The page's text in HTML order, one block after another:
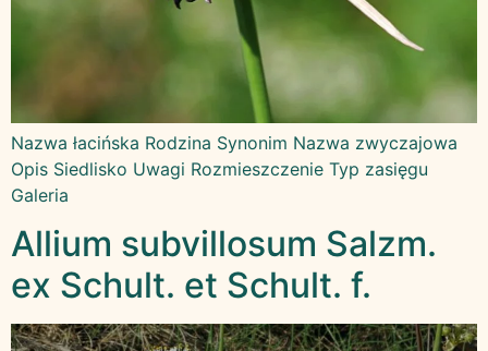
Nazwa łacińska Rodzina Synonim Nazwa zwyczajowa
Opis Siedlisko Uwagi Rozmieszczenie Typ zasięgu
Galeria
Allium subvillosum Salzm.
ex Schult. et Schult. f.